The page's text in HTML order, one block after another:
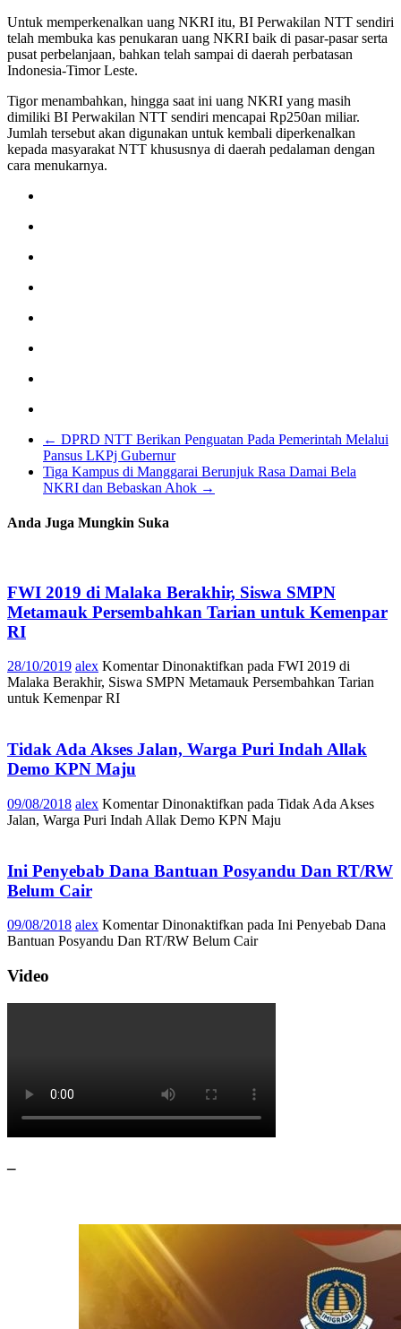
Untuk memperkenalkan uang NKRI itu, BI Perwakilan NTT sendiri
telah membuka kas penukaran uang NKRI baik di pasar-pasar serta
pusat perbelanjaan, bahkan telah sampai di daerah perbatasan
Indonesia-Timor Leste.
Tigor menambahkan, hingga saat ini uang NKRI yang masih
dimiliki BI Perwakilan NTT sendiri mencapai Rp250an miliar.
Jumlah tersebut akan digunakan untuk kembali diperkenalkan
kepada masyarakat NTT khususnya di daerah pedalaman dengan
cara menukarnya.
← DPRD NTT Berikan Penguatan Pada Pemerintah Melalui
Pansus LKPj Gubernur
Tiga Kampus di Manggarai Berunjuk Rasa Damai Bela
NKRI dan Bebaskan Ahok →
Anda Juga Mungkin Suka
FWI 2019 di Malaka Berakhir, Siswa SMPN
Metamauk Persembahkan Tarian untuk Kemenpar
RI
28/10/2019 alex Komentar Dinonaktifkan pada FWI 2019 di
Malaka Berakhir, Siswa SMPN Metamauk Persembahkan Tarian
untuk Kemenpar RI
Tidak Ada Akses Jalan, Warga Puri Indah Allak
Demo KPN Maju
09/08/2018 alex Komentar Dinonaktifkan pada Tidak Ada Akses
Jalan, Warga Puri Indah Allak Demo KPN Maju
Ini Penyebab Dana Bantuan Posyandu Dan RT/RW
Belum Cair
09/08/2018 alex Komentar Dinonaktifkan pada Ini Penyebab Dana
Bantuan Posyandu Dan RT/RW Belum Cair
Video
–